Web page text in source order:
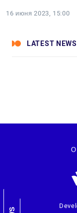
16 июня 2023, 15:00
LATEST NEWS
О